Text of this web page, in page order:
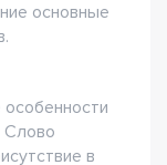
основные
Слово
в